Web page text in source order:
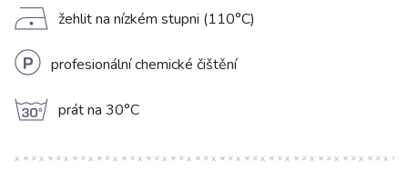
D žehlit na nízkém stupni (110°C)
L profesionální chemické čištění
g prát na 30°C